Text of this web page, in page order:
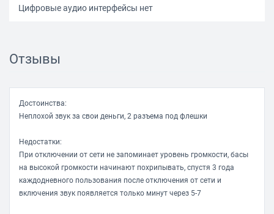
Цифровые аудио интерфейсы нет
Питание сеть 220 В
Магнитное экранирование динамиков есть
Особенности, дополнительно FM-радио, ЖК-экран, чтение
Фронтальные колонки
Мощность фронтальных колонок 2x11 Вт
Материал корпуса фронтальных колонок MDF
Отзывы
Достоинства:
Неплохой звук за свои деньги, 2 разъема под флешки
Недостатки:
При отключении от сети не запоминает уровень громкости, басы
на высокой громкости начинают похрипывать, спустя 3 года
каждодневного пользования после отключения от сети и
включения звук появляется только минут через 5-7